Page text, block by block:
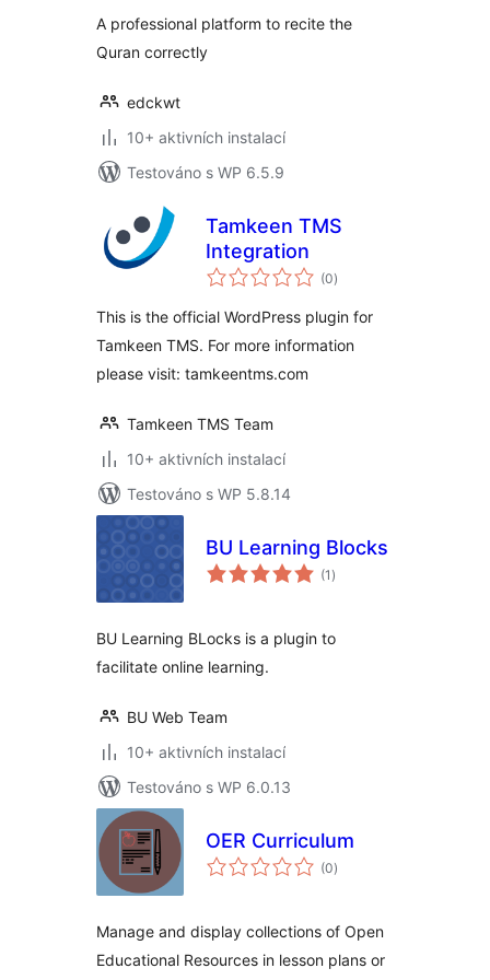
A professional platform to recite the
Quran correctly
edckwt
10+ aktivních instalací
Testováno s WP 6.5.9
Tamkeen TMS
Integration
(0celkové
hodnocení
)
This is the official WordPress plugin for
Tamkeen TMS. For more information
please visit: tamkeentms.com
Tamkeen TMS Team
10+ aktivních instalací
Testováno s WP 5.8.14
BU Learning Blocks
(1 celkové
hodnocení
)
BU Learning BLocks is a plugin to
facilitate online learning.
BU Web Team
10+ aktivních instalací
Testováno s WP 6.0.13
OER Curriculum
(0celkové
hodnocení
)
Manage and display collections of Open
Educational Resources in lesson plans or